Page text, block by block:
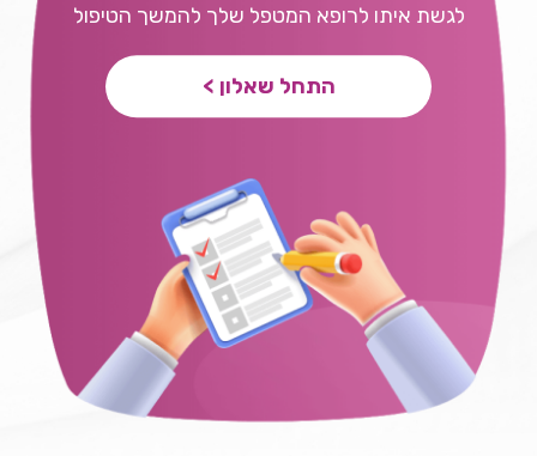
לגשת איתו לרופא המטפל שלך להמשך הטיפול
התחל שאלון >